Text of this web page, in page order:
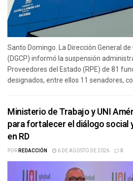
Santo Domingo. La Dirección General
(DGCP) informó la suspensión
Proveedores del Estado (RPE) de 81
designados, entre ellos 11 senadores,
Ministerio de Trabajo y UNI
para fortalecer el diálogo social
en RD
PORREDACCIÓN 6 DE AGOSTO DE 2026 0